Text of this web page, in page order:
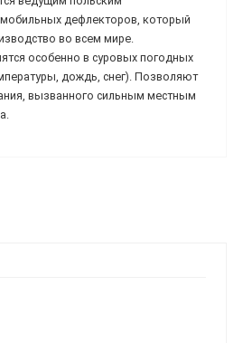
дефлекторов, который
во всем мире.
особенно в суровых погодных
дождь, снег). Позволяют
вызванного сильным местным